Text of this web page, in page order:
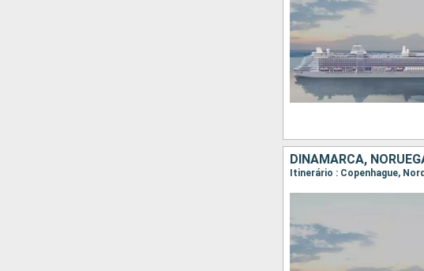
DINAMARCA,
Itinerário : Copenhague,